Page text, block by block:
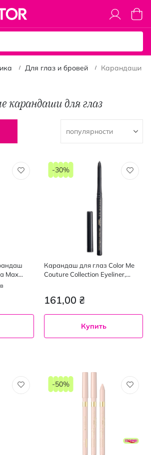
Моя
Для глаз и бровей Карандаши
карандаши для глаз
Max
Карандаш для глаз Color Me
Couture Collection Eyeliner,
161,00 ₴
-30%
Купить
-50%